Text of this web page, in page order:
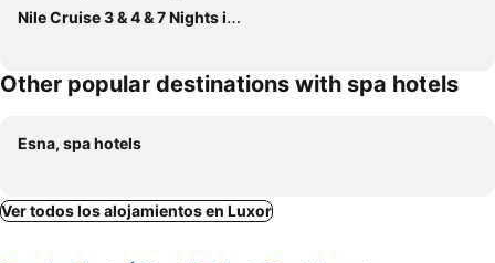
Nile Cruise 3 & 4 & 7 Nights included tours
Other popular destinations with spa hotels
Esna, spa hotels
Ver todos los alojamientos en Luxor